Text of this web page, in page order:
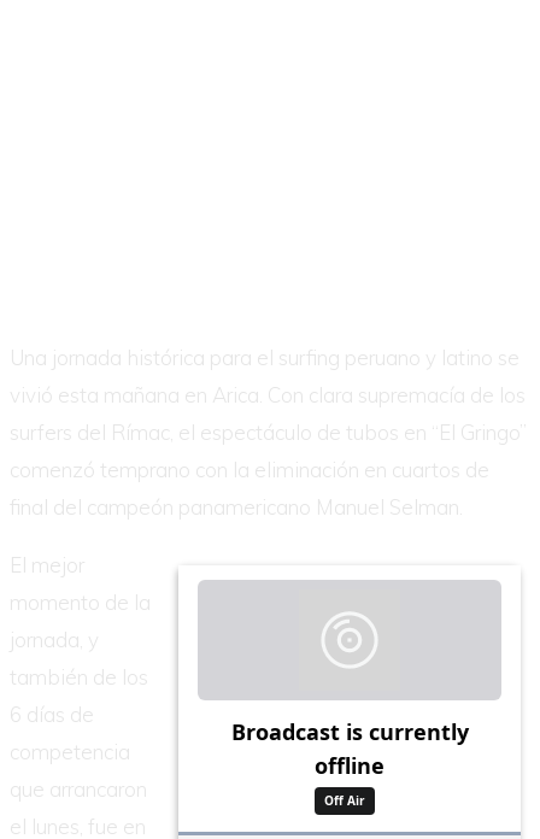
Una jornada histórica para el surfing peruano y latino se
vivió esta mañana en Arica. Con clara supremacía de los
surfers del Rímac, el espectáculo de tubos en “El Gringo”
comenzó temprano con la eliminación en cuartos de
final del campeón panamericano Manuel Selman.
El mejor
momento de la
jornada, y
también de los
6 días de
competencia
que arrancaron
el lunes, fue en